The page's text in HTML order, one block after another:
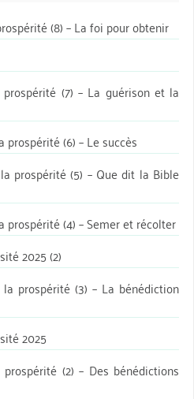
(8) – La foi pour obtenir
(7) – La guérison et la
(6) – Le succès
prospérité (5) – Que dit la Bible
(4) – Semer et récolter
2025 (2)
prospérité (3) – La bénédiction
2025
(2) – Des bénédictions